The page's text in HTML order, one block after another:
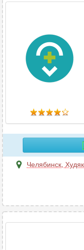
Челябинск,